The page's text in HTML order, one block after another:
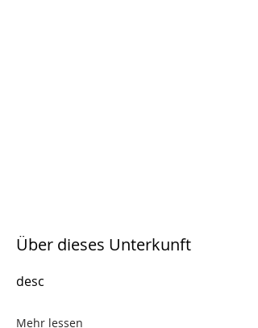
Über dieses Unterkunft
desc
Mehr lessen